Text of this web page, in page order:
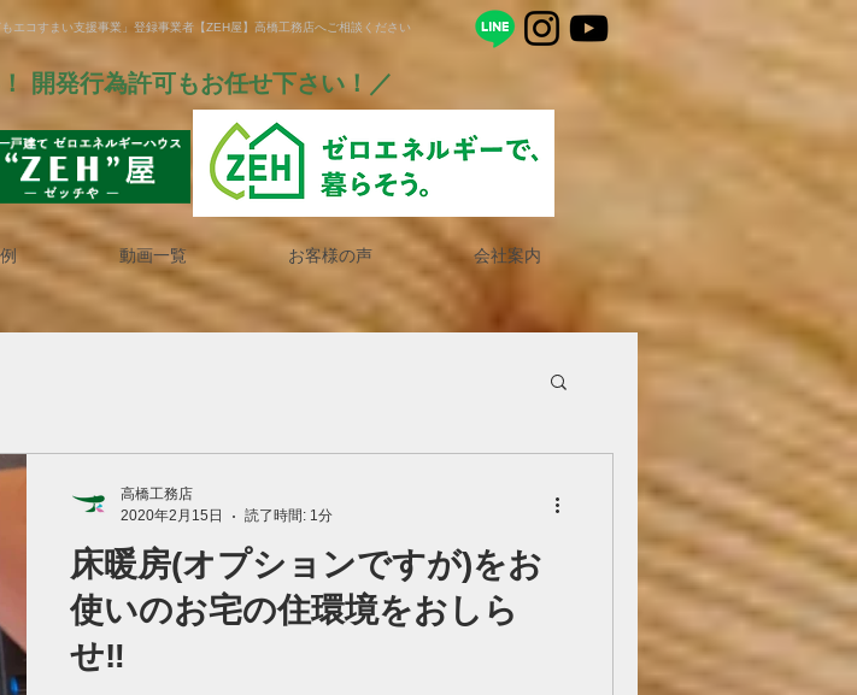
エコすまい支援事業」登録事業者【ZEH屋】高橋工務店へご相談ください
開発行為許可もお任せ下さい！／
動画一覧 お客様の声 会社案内
床暖房(オプションですが)をお
使いのお宅の住環境をおしら
せ‼️
高橋工務店
2020年2月15日
読了時間: 1分